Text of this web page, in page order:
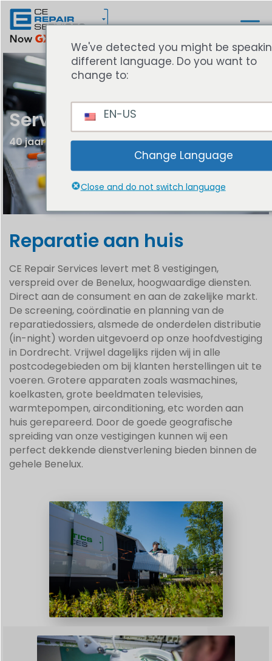
Services
40 jaar reparatie expertise
Reparatie aan huis
CE Repair Services levert met 8 vestigingen,
verspreid over de Benelux, hoogwaardige diensten.
Direct aan de consument en aan de zakelijke markt.
De screening, coördinatie en planning van de
reparatiedossiers, alsmede de onderdelen distributie
(in-night) worden uitgevoerd op onze hoofdvestiging
in Dordrecht. Vrijwel dagelijks rijden wij in alle
postcodegebieden om bij klanten herstellingen uit te
voeren. Grotere apparaten zoals wasmachines,
koelkasten, grote beeldmaten televisies,
warmtepompen, airconditioning, etc worden aan
huis gerepareerd. Door de goede geografische
spreiding van onze vestigingen kunnen wij een
perfect dekkende dienstverlening bieden binnen de
gehele Benelux.
We've detected you might be
different language. Do you want to
change to:
EN-US
Change Language
Close and do not switch language